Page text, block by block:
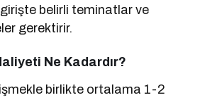
belirli teminatlar ve
gerektirir.
Ne Kadardır?
birlikte ortalama 1-2